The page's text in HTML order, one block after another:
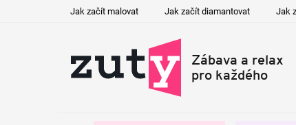
Jak začít malovat Jak začít diamantovat Jak